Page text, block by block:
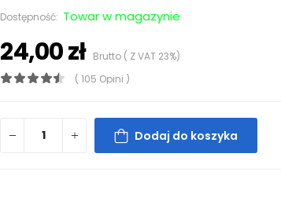
Dostępność: Towar w magazynie
24,00 złBrutto ( Z VAT 23%)
( 105 Opini )
Dodaj do koszyka